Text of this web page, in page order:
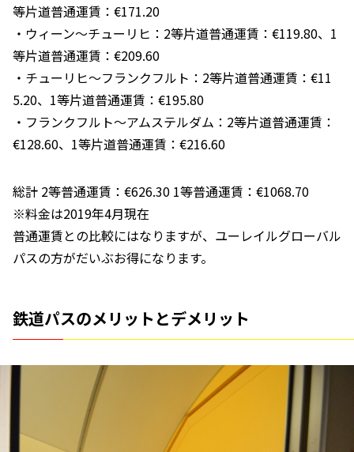
等片道普通運賃：€171.20
・ウィーン～チューリヒ：2等片道普通運賃：€119.80、1
等片道普通運賃：€209.60
・チューリヒ～フランクフルト：2等片道普通運賃：€11
5.20、1等片道普通運賃：€195.80
・フランクフルト～アムステルダム：2等片道普通運賃：
€128.60、1等片道普通運賃：€216.60
総計 2等普通運賃：€626.30 1等普通運賃：€1068.70
※料金は2019年4月現在
普通運賃との比較にはなりますが、ユーレイルグローバル
パスの方がだいぶお得になります。
鉄道パスのメリットとデメリット